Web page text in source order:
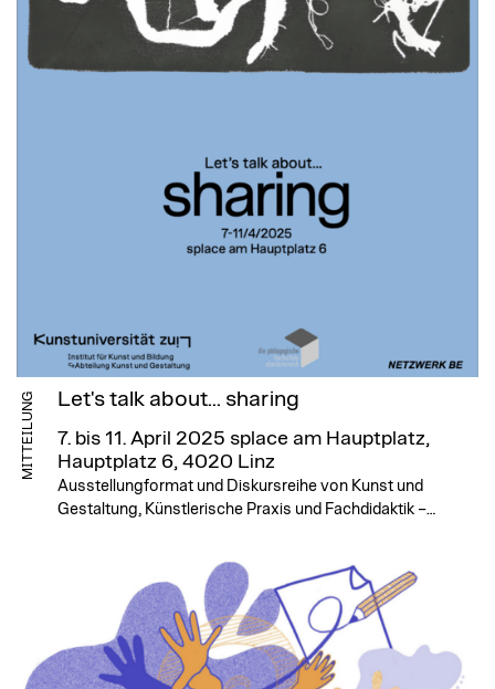
MITTEILUNG Let's talk about... sharing
7. bis 11. April 2025 splace am Hauptplatz,
Hauptplatz 6, 4020 Linz
Ausstellungformat und Diskursreihe von Kunst und
Gestaltung, Künstlerische Praxis und Fachdidaktik –…